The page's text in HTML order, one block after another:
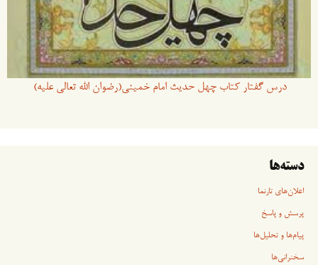
درس گفتار کتاب چهل حدیث امام خمینی(رضوان الله تعالی علیه)
دسته‌ها
اعلان‌های تارنما
پرسش و پاسخ
پیام‌ها و تحلیل‌ها
سخنرانی‏‏‌ها